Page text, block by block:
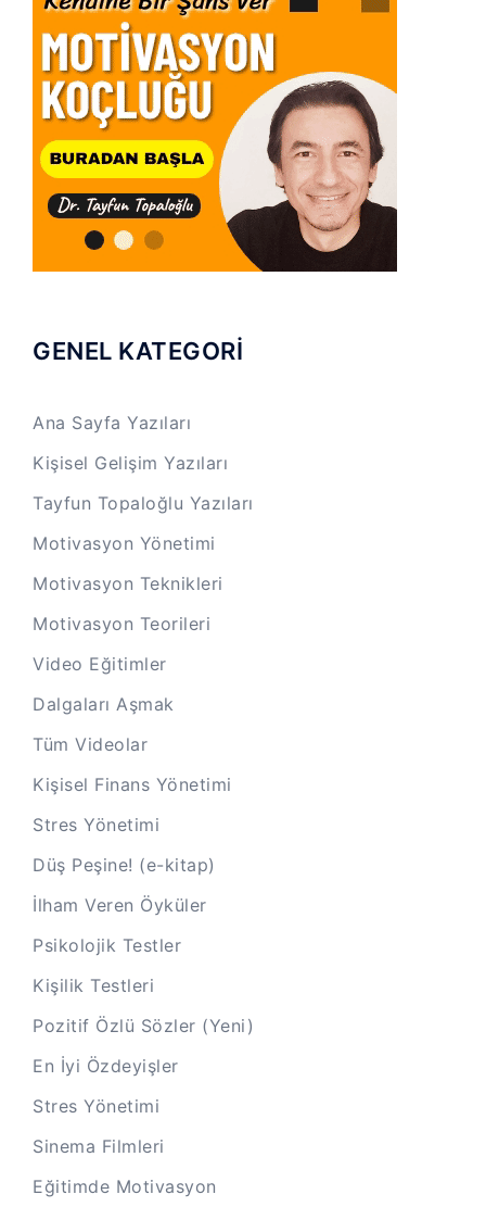
GENEL KATEGORİ
Ana Sayfa Yazıları
Kişisel Gelişim Yazıları
Tayfun Topaloğlu Yazıları
Motivasyon Yönetimi
Motivasyon Teknikleri
Motivasyon Teorileri
Video Eğitimler
Dalgaları Aşmak
Tüm Videolar
Kişisel Finans Yönetimi
Stres Yönetimi
Düş Peşine! (e-kitap)
İlham Veren Öyküler
Psikolojik Testler
Kişilik Testleri
Pozitif Özlü Sözler (Yeni)
En İyi Özdeyişler
Stres Yönetimi
Sinema Filmleri
Eğitimde Motivasyon